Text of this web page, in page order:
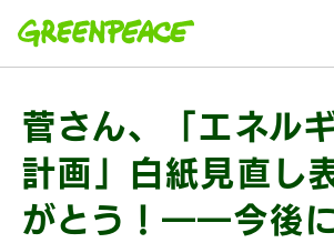
菅さん、「エネル
計画」白紙見直し
がとう！――今後